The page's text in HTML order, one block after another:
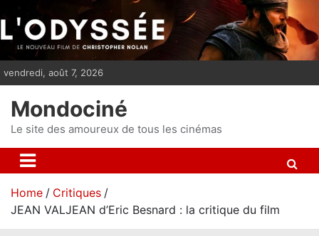
i
p
n
vendredi, août 7, 2026
Mondociné
Le site des amoureux de tous les cinémas
Home
Critiques
JEAN VALJEAN d’Eric Besnard : la critique du film